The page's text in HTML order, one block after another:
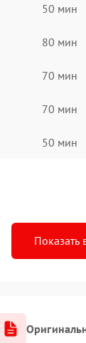
50 мин
80 мин
70 мин
70 мин
50 мин
Показать